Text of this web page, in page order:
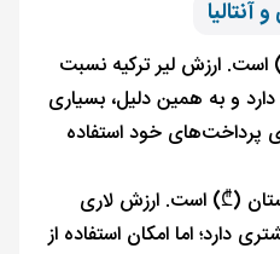
است. ارزش لیر ترکیه نسبت
دارد و به همین دلیل، بسیاری
پرداخت‌های خود استفاده
(₾) است. ارزش لاری
دارد؛ اما امکان استفاده از